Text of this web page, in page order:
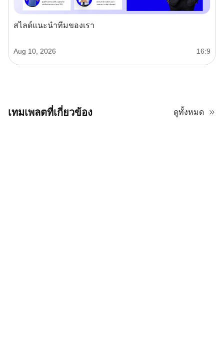
สไลด์แนะนำทีมของเรา
Aug 10, 2026 16:9
เทมเพลตที่เกี่ยวข้อง ดูทั้งหมด